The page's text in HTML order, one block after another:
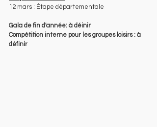
12 mars : Étape départementale
Gala de fin d'année: à déinir
Compétition interne pour les groupes loisirs : à
définir